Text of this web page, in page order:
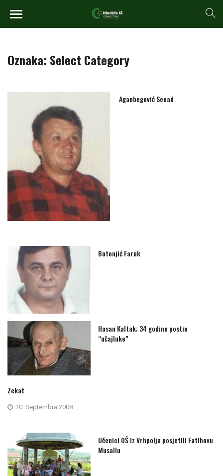
Oznaka: Select Category
Aganbegović Senad
Botonjić Faruk
Hasan Kaltak; 34 godine postio
“učajluke”
Zekat
20. Septembra 2008.
Učenici OŠ iz Vrhpolja posjetili Fatihovu
Musallu